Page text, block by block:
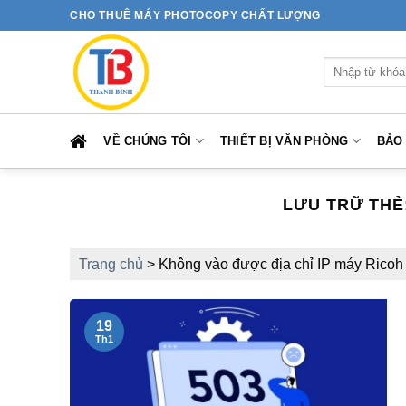
qua
CHO THUÊ MÁY PHOTOCOPY CHẤT LƯỢNG
Tìm
kiếm:
VỀ CHÚNG TÔI THIẾT BỊ VĂN PHÒNG BẢO
LƯU TRỮ
Trang chủ > Không vào được địa chỉ IP máy
19
Th1